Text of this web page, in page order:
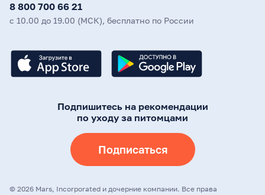
8 800 700 66 21
с 10.00 до 19.00 (МСК), бесплатно по России
Подпишитесь на рекомендации
по уходу за питомцами
Подписаться
© 2026 Mars, Incorporated и дочерние компании. Все права